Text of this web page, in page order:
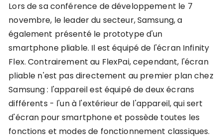
Lors de sa conférence de développement le 7
novembre, le leader du secteur, Samsung, a
également présenté le prototype d'un
smartphone pliable. Il est équipé de l'écran Infinity
Flex. Contrairement au FlexPai, cependant, l'écran
pliable n'est pas directement au premier plan chez
Samsung : l'appareil est équipé de deux écrans
différents - l'un à l'extérieur de l'appareil, qui sert
d'écran pour smartphone et possède toutes les
fonctions et modes de fonctionnement classiques.